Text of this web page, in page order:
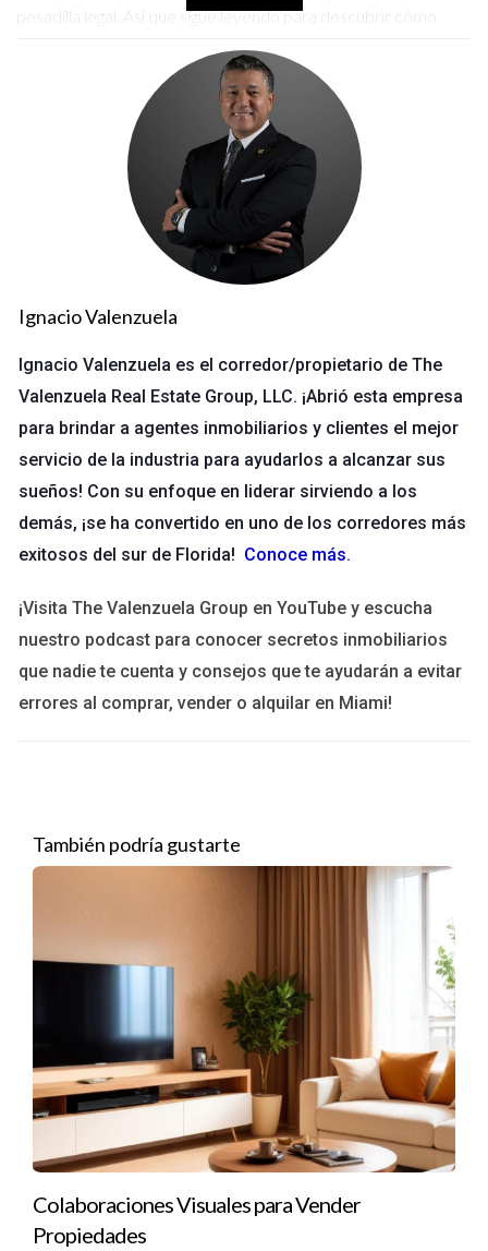
pesadilla legal. Así que sigue leyendo para descubrir cómo
protegerte mejor en tus acuerdos.
Importancia de las Contingencias
Las contingencias son más que simples palabras en un
documento; son herramientas que pueden ayudarte a
navegar situaciones complicadas. Sin ellas, podrías
encontrarte atrapado en un contrato que no refleja tus
necesidades o expectativas.
Definición de Contingencias
cumplirse para que un contrato sea válido o para que ciertas
acciones se lleven a cabo. Por ejemplo, en el ámbito
inmobiliario, una cláusula de contingencia puede estipular que
la compra de una casa solo se llevará a cabo si la inspección
revela que no hay problemas estructurales significativos. Esto
significa que si se detectan problemas graves, puedes
retirarte del acuerdo sin penalización.
Ejemplos Comunes de Contingencias
Existen varios tipos de contingencias que puedes encontrar
en los contratos:
el derecho legal a vender la propiedad.
Contingencia de Venta: Permite al comprador cancelar
Casos Reales
Para ilustrar la importancia de las contingencias, veamos
algunos casos reales donde estas cláusulas jugaron un papel
Caso 1: La Compra de una Casa
María estaba emocionada por comprar su primera casa. Tras
meses de búsqueda, encontró la perfecta. Sin embargo,
durante la inspección previa a la compra, se descubrieron
problemas significativos con el sistema eléctrico y la
Ignacio Valenzuela
Ignacio Valenzuela es el corredor/propietario de The
Valenzuela Real Estate Group, LLC. ¡Abrió esta empresa
para brindar a agentes inmobiliarios y clientes el mejor
servicio de la industria para ayudarlos a alcanzar sus
sueños! Con su enfoque en liderar sirviendo a los
demás, ¡se ha convertido en uno de los corredores más
exitosos del sur de Florida! Conoce más.
¡Visita The Valenzuela Group en YouTube y escucha
nuestro podcast para conocer secretos inmobiliarios
que nadie te cuenta y consejos que te ayudarán a evitar
errores al comprar, vender o alquilar en Miami!
También podría gustarte
Colaboraciones Visuales para Vender
Propiedades